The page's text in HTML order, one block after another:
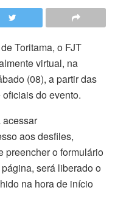
Toritama, o FJT
virtual, na
(08), a partir das
do evento.
acessar
aos desfiles,
preencher o formulário
será liberado o
na hora de início